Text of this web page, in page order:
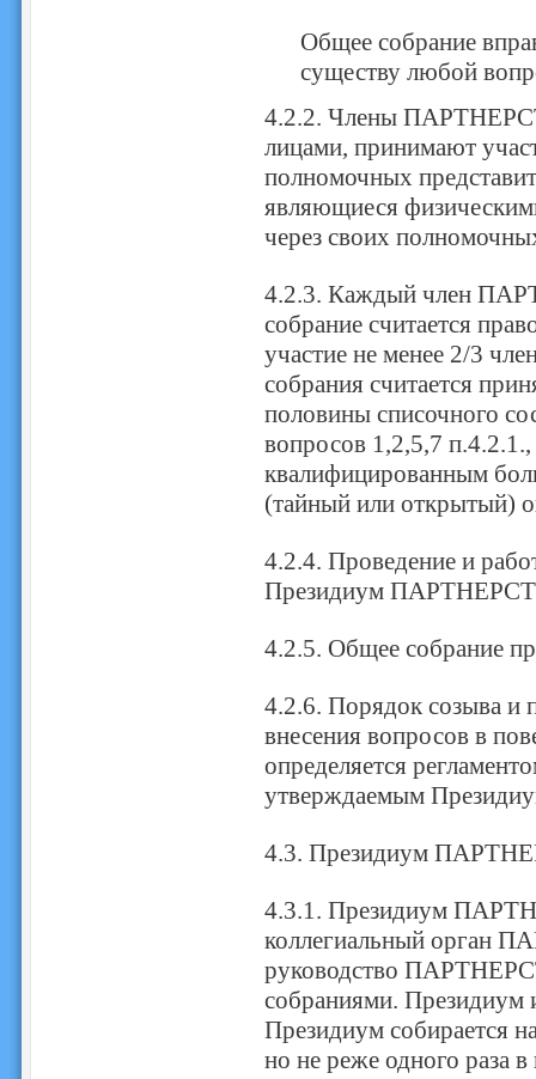
Общее собрание
существу любой
4.2.2. Члены
лицами, принимают
полномочных
являющиеся
через своих
4.2.3. Каждый член
собрание считается
участие не менее 2/3
собрания считается
половины списочного
вопросов 1,2,5,7
квалифицированным
(тайный или открытый)
4.2.4. Проведение и
Президиум
4.2.5. Общее собрание
4.2.6. Порядок созыва и
внесения вопросов в
определяется
утверждаемым
4.3. Президиум
4.3.1. Президиум
коллегиальный орган
руководство
собраниями. Президиум
Президиум собирается
но не реже одного раза